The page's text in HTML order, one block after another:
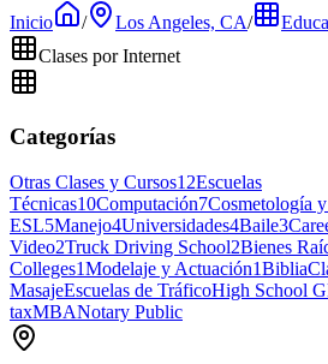
Inicio
/ Los Angeles, CA/
Clases por Internet
Categorías
Otras Clases y Cursos12Escuelas
Técnicas10Computación7Cosmetología
ESL5Manejo4Universidades4Baile3
Video2Truck Driving School2Bienes
Colleges1Modelaje y Actuación1Biblia
MasajeEscuelas de TráficoHigh School
taxMBANotary Public